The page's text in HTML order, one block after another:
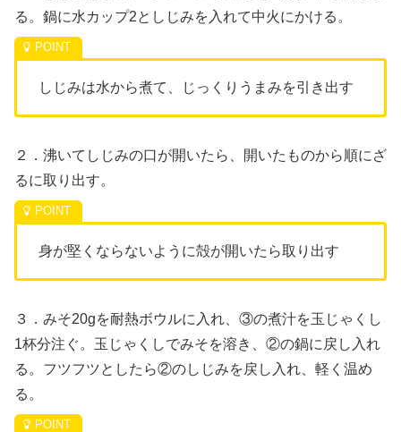
る。鍋に水カップ2としじみを入れて中火にかける。
しじみは水から煮て、じっくりうまみを引き出す
２．沸いてしじみの口が開いたら、開いたものから順にざ
るに取り出す。
身が堅くならないように殻が開いたら取り出す
３．みそ20gを耐熱ボウルに入れ、③の煮汁を玉じゃくし
1杯分注ぐ。玉じゃくしでみそを溶き、②の鍋に戻し入れ
る。フツフツとしたら②のしじみを戻し入れ、軽く温め
る。